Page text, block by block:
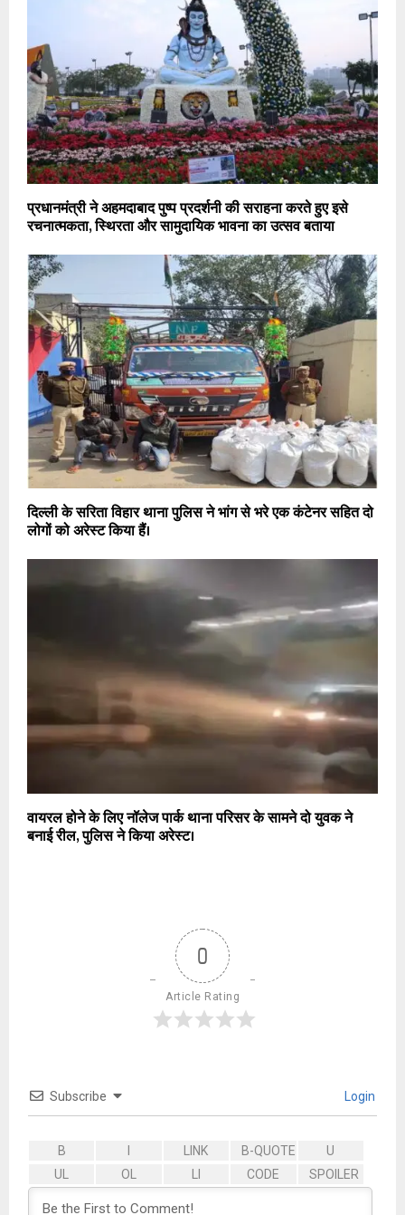
प्रधानमंत्री ने अहमदाबाद पुष्प प्रदर्शनी की सराहना करते हुए इसे
रचनात्मकता, स्थिरता और सामुदायिक भावना का उत्सव बताया
दिल्ली के सरिता विहार थाना पुलिस ने भांग से भरे एक कंटेनर सहित दो
लोगों को अरेस्ट किया हैं।
वायरल होने के लिए नॉलेज पार्क थाना परिसर के सामने दो युवक ने
बनाई रील, पुलिस ने किया अरेस्ट।
0
Article Rating
Subscribe Login